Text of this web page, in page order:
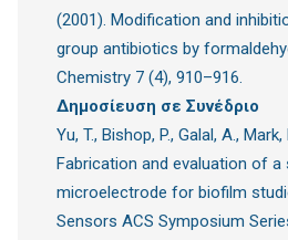
(2001). Modification and
group antibiotics by
Chemistry 7 (4), 910–916.
Δημοσίευση σε Συνέδριο
Yu, T., Bishop, P., Galal, A.,
Fabrication and evaluation of a
microelectrode for biofilm
Sensors ACS Symposium